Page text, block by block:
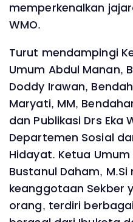
memperkenalkan
WMO.
Turut mendampingi
Umum Abdul Manan,
Doddy Irawan,
Maryati, MM,
dan Publikasi Drs Eka
Departemen Sosial
Hidayat. Ketua Umum
Bustanul Daham,
keanggotaan Sekber
orang, terdiri